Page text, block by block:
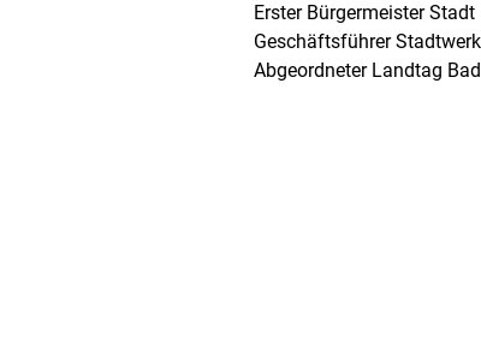
Erster Bürgermeister
Geschäftsführer
Abgeordneter Landtag